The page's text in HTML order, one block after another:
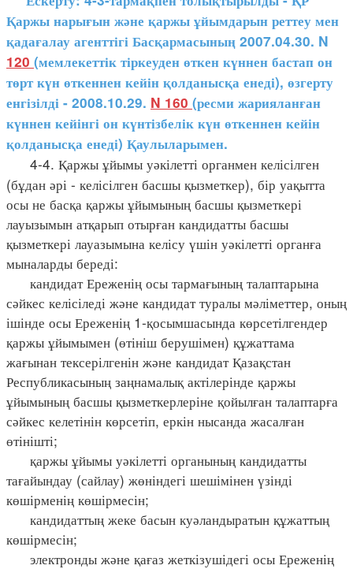
Қаржы нарығын және қаржы ұйымдарын реттеу мен
қадағалау агенттігі Басқармасының 2007.04.30. N
120 (мемлекеттік тіркеуден өткен күннен бастап он
төрт күн өткеннен кейін қолданысқа енеді), өзгерту
енгізілді - 2008.10.29. N 160 (ресми жарияланған
күннен кейінгі он күнтізбелік күн өткеннен кейін
қолданысқа енеді) Қаулыларымен.
4-4. Қаржы ұйымы уәкілетті органмен келісілген
(бұдан әрі - келісілген басшы қызметкер), бір уақытта
осы не басқа қаржы ұйымының басшы қызметкері
лауызымын атқарып отырған кандидатты басшы
қызметкері лауазымына келісу үшін уәкілетті органға
мыналарды береді:
кандидат Ереженің осы тармағының талаптарына
сәйкес келісіледі және кандидат туралы мәліметтер, оның
ішінде осы Ереженің 1-қосымшасында көрсетілгендер
қаржы ұйымымен (өтініш берушімен) құжаттама
жағынан тексерілгенін және кандидат Қазақстан
Республикасының заңнамалық актілерінде қаржы
ұйымының басшы қызметкерлеріне қойылған талаптарға
сәйкес келетінін көрсетіп, еркін нысанда жасалған
өтінішті;
қаржы ұйымы уәкілетті органының кандидатты
тағайындау (сайлау) жөніндегі шешімінен үзінді
көшірменің көшірмесін;
кандидаттың жеке басын куәландыратын құжаттың
көшірмесін;
электронды және қағаз жеткізушідегі осы Ереженің